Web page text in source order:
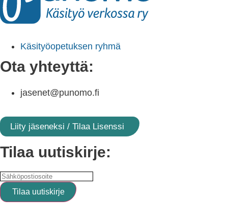
Käsityöopetuksen ryhmä
Ota yhteyttä:
jasenet@punomo.fi
Liity jäseneksi / Tilaa Lisenssi
Tilaa uutiskirje: